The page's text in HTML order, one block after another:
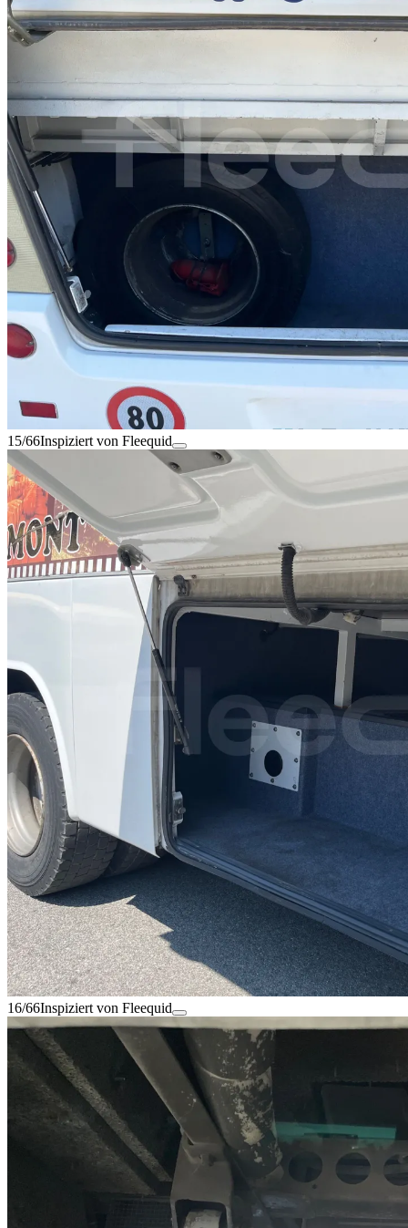
15/66Inspiziert von Fleequid
16/66Inspiziert von Fleequid